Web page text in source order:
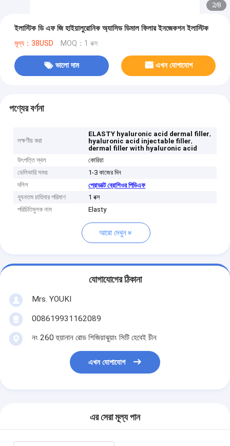
2/8
ইলাস্টিক ডি এফ জি হাইয়ালুরোনিক অ্যাসিড ডিমাল ফিলার ইনজেকশন ইলাস্টিক
মূল্য：38USD MOQ：1 বক্স
ভালো দাম এখন যোগাযোগ
পণ্যের বর্ণনা
লক্ষণীয় করা
ELASTY hyaluronic acid dermal filler,
hyaluronic acid injectable filler,
dermal filler with hyaluronic acid
উৎপত্তি স্থল
কোরিয়া
ডেলিভারি সময়
1-3 কাজের দিন
দলিল
প্রোডাক্ট ব্রোশিওর পিডিএফ
ন্যূনতম চাহিদার পরিমাণ
1 বক্স
পরিচিতিমুলক নাম
Elasty
আরো দেখুন
যোগাযোগের ঠিকানা
Mrs. YOUKI
008619931162089
নং 260 হুয়ানান রোড শিজিয়াঝুয়াং সিটি হেবেই চীন
এখন যোগাযোগ
এর সেরা মূল্য পান